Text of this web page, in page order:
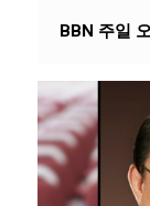
BBN 주일